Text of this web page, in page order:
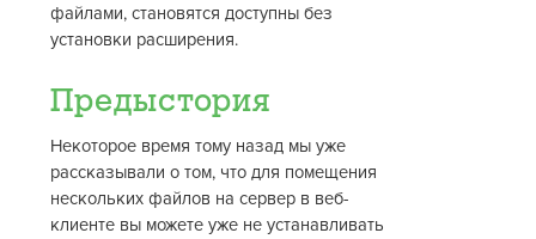
файлами, становятся доступны без
установки расширения.
Предыстория
Некоторое время тому назад мы уже
рассказывали о том, что для помещения
нескольких файлов на сервер в веб-
клиенте вы можете уже не устанавливать